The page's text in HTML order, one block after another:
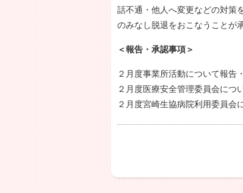
話不通・他人へ変更などの対策
のみなし脱退をおこなうことが
＜報告・承認事項＞
２月度事業所活動について報告
２月度医療安全管理委員会につ
２月度宮崎生協病院利用委員会